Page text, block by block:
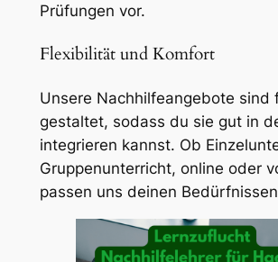
Prüfungen vor.
Flexibilität und Komfort
Unsere Nachhilfeangebote sind
gestaltet, sodass du sie gut in
integrieren kannst. Ob
Gruppenunterricht, online oder
passen uns deinen